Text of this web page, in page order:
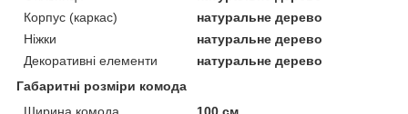
Корпус (каркас)
натуральне дерево
Ніжки
натуральне дерево
Декоративні елементи
натуральне дерево
Габаритні розміри комода